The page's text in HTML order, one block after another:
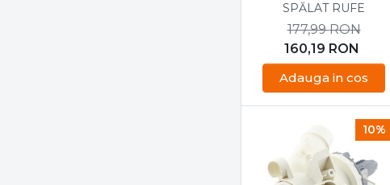
SPĂLAT RUFE
160,19 RON
177,99RON
Adauga in cos
10%